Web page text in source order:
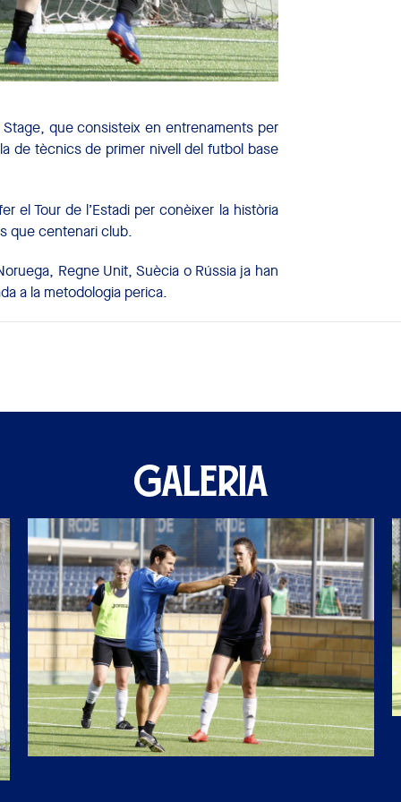
Stage, que consisteix en entrenaments per
de tècnics de primer nivell del futbol base
el Tour de l’Estadi per conèixer la història
que centenari club.
Regne Unit, Suècia o Rússia ja han
a la metodologia perica.
GALERIA